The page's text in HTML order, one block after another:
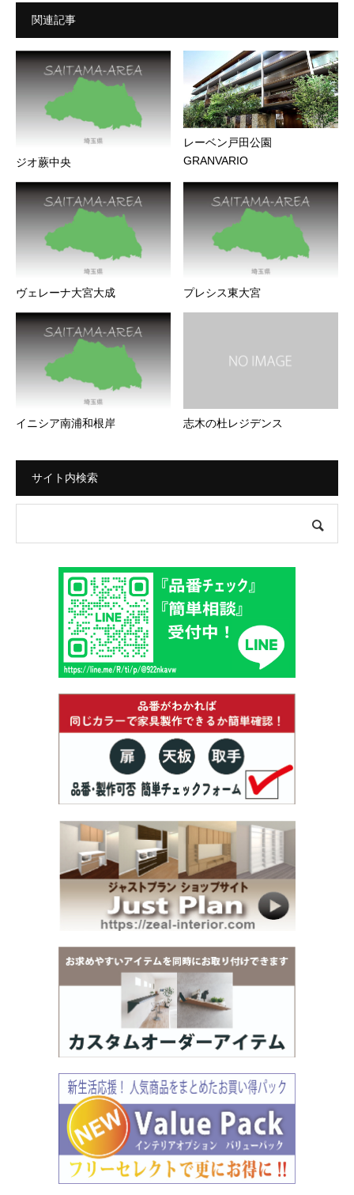
関連記事
ジオ蕨中央
レーベン戸田公園
GRANVARIO
ヴェレーナ大宮大成 プレシス東大宮
イニシア南浦和根岸 志木の杜レジデンス
サイト内検索